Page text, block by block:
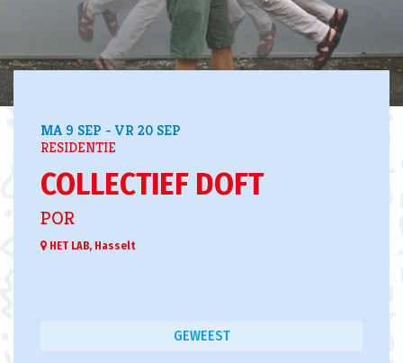
COLLECTIEF DOFT
POR
RESIDENTIE
MA 9 SEP -VR 20 SEP
HET LAB, Hasselt
GEWEEST